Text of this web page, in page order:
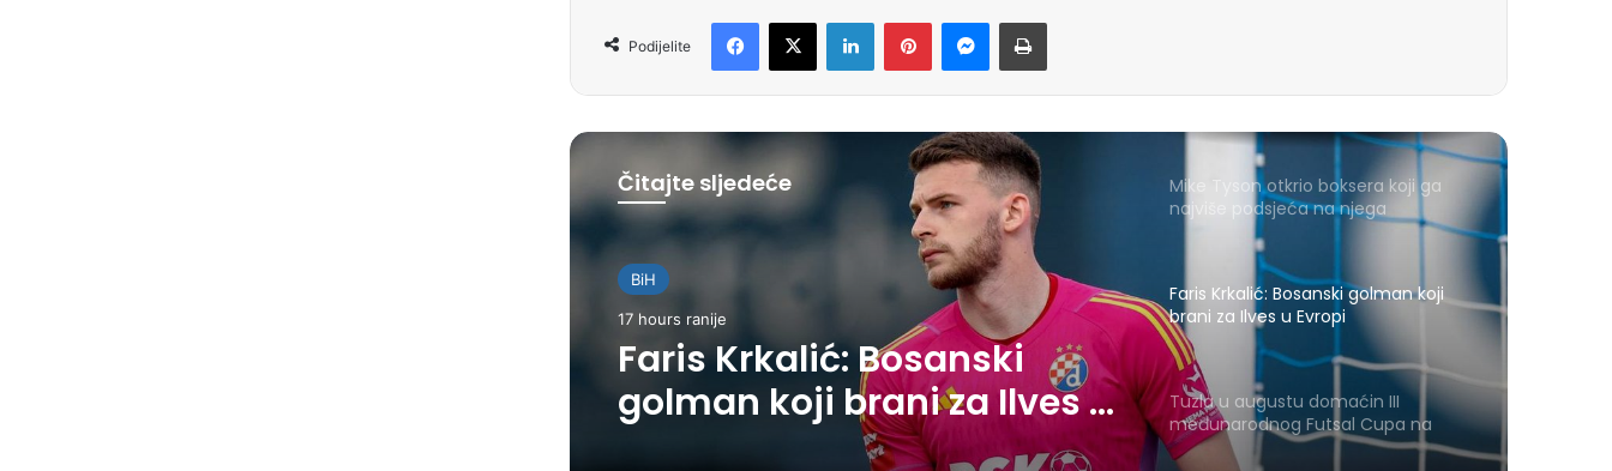
Podijelite
Čitajte sljedeće
BiH
17 hours ranije
Faris Krkalić: Bosanski
golman koji brani za Ilves u
Mike Tyson otkrio boksera koji ga
najviše podsjeća na njega
Faris Krkalić: Bosanski golman koji
brani za Ilves u Evropi
Tuzla u augustu domaćin III
međunarodnog Futsal Cupa na
Zrnu Soli